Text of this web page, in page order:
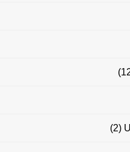
(2)